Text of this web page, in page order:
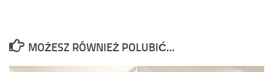
MOŻESZ RÓWNIEŻ POLUBIĆ…